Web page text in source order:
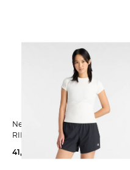
New Balance | Damen T-Shirt
RIBBED FITTED
41,79 €
50,00 €